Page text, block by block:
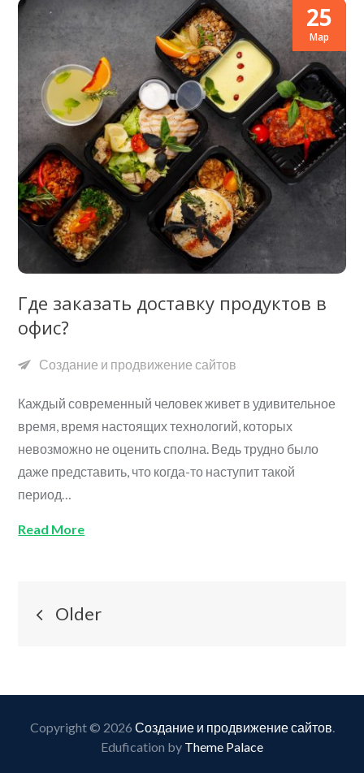
25
Мар
Где заказать доставку продуктов в
офис?
Создание и продвижение сайтов
Каждый современный человек живет в удивительное
время, время настоящих технологий, которых
невозможно не оценить сполна. Ведь трудно было
даже представить, что когда-то наступит такой
период…
Read More
Навигация
записям
Older
Copyright © 2026 Создание и продвижение сайтов.
Edufication by Theme Palace